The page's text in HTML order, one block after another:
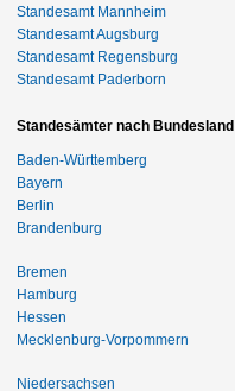
Standesamt Mannheim
Standesamt Augsburg
Standesamt Regensburg
Standesamt Paderborn
Standesämter nach Bundesland
Baden-Württemberg
Bayern
Berlin
Brandenburg
Bremen
Hamburg
Hessen
Mecklenburg-Vorpommern
Niedersachsen